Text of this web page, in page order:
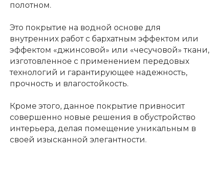
полотном.
Это покрытие на водной основе для
внутренних работ с бархатным эффектом или
эффектом «джинсовой» или «чесучовой» ткани,
изготовленное с применением передовых
технологий и гарантирующее надежность,
прочность и влагостойкость.
Кроме этого, данное покрытие привносит
совершенно новые решения в обустройство
интерьера, делая помещение уникальным в
своей изысканной элегантности.